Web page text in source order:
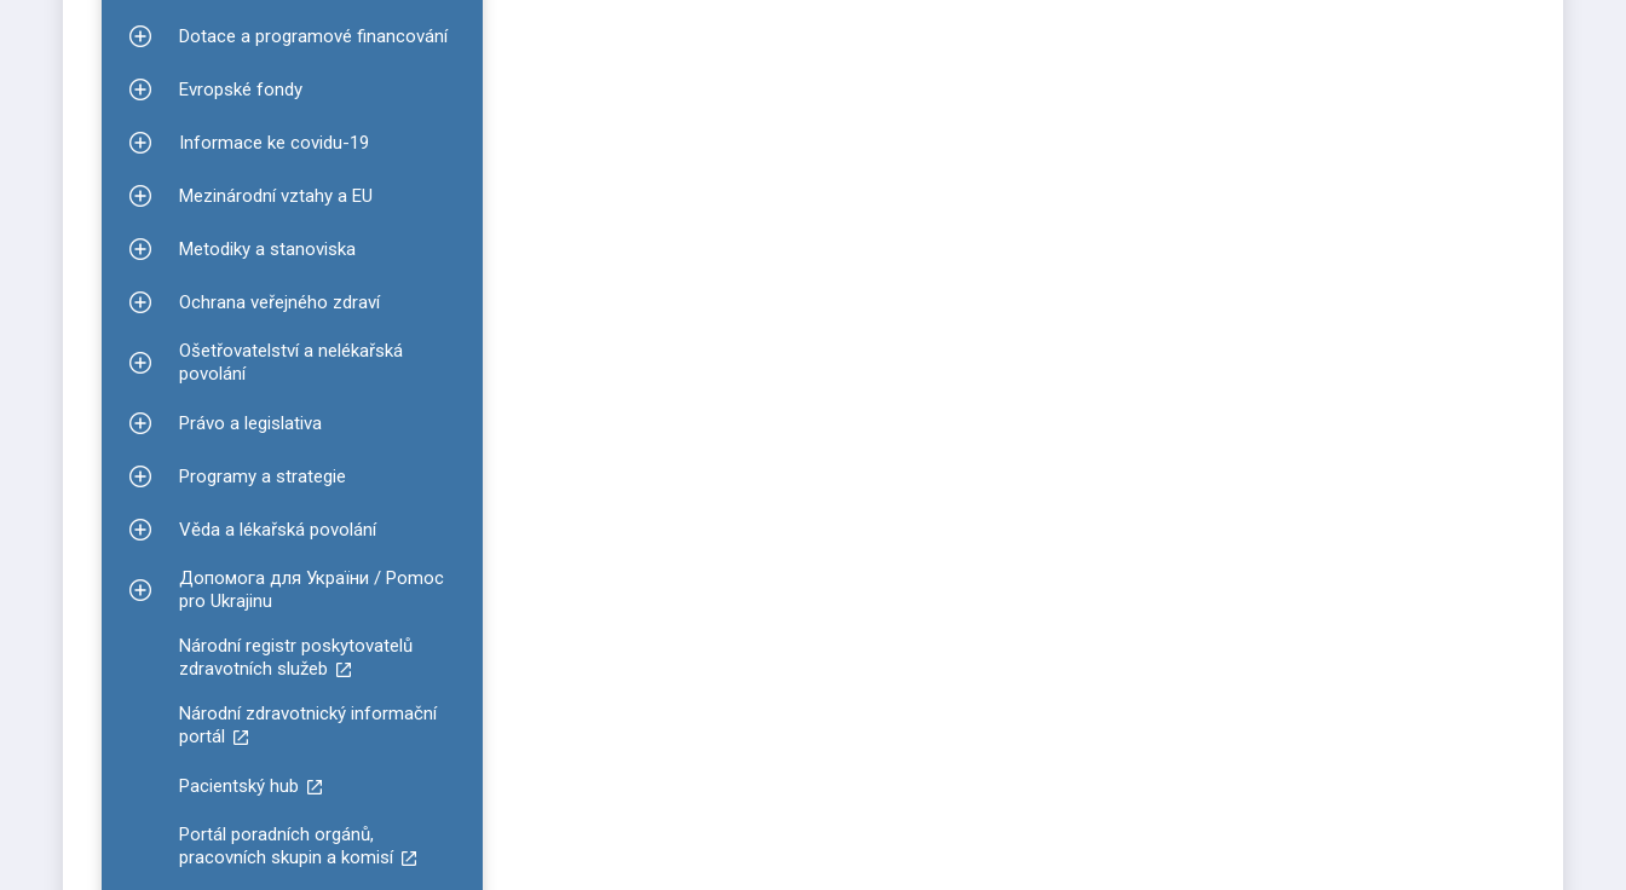
Zobrazit podmenu pro Dotace a programové financování
Dotace a programové financování
Zobrazit podmenu pro Evropské fondy
Evropské fondy
Zobrazit podmenu pro Informace ke covidu-19
Informace ke covidu-19
Zobrazit podmenu pro Mezinárodní vztahy a EU
Mezinárodní vztahy a EU
Zobrazit podmenu pro Metodiky a stanoviska
Metodiky a stanoviska
Zobrazit podmenu pro Ochrana veřejného zdraví
Ochrana veřejného zdraví
Zobrazit podmenu pro Ošetřovatelství a nelékařská povolání
Ošetřovatelství a nelékařská
povolání
Zobrazit podmenu pro Právo a legislativa
Právo a legislativa
Zobrazit podmenu pro Programy a strategie
Programy a strategie
Zobrazit podmenu pro Věda a lékařská povolání
Věda a lékařská povolání
Zobrazit podmenu pro Допомога для України / Pomoc pro Ukrajinu
Допомога для України / Pomoc
pro Ukrajinu
Národní registr poskytovatelů
zdravotních služeb
Národní zdravotnický informační
portál
Pacientský hub
Portál poradních orgánů,
pracovních skupin a komisí